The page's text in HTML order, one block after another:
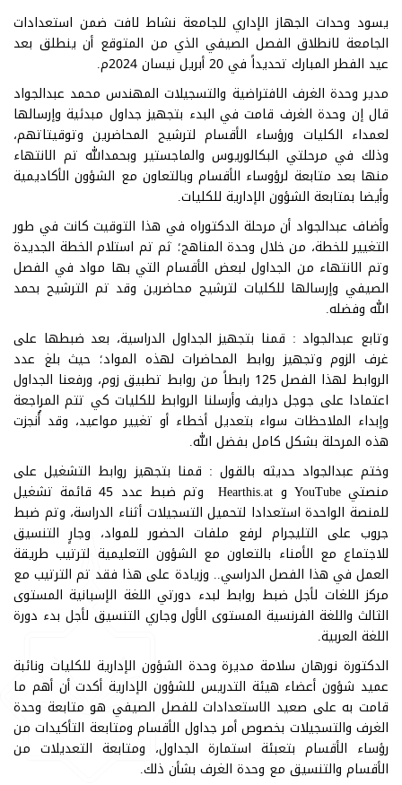
يسود وحدات الجهاز الإداري للجامعة نشاط لافت ضمن استعدادات
الجامعة لانطلاق الفصل الصيفي الذي من المتوقع أن ينطلق بعد
عيد الفطر المبارك تحديداً في 20 أبريل نيسان 2024م.
مدير وحدة الغرف الافتراضية والتسجيلات المهندس محمد عبدالجواد
قال إن وحدة الغرف قامت في البدء بتجهيز جداول مبدئية وإرسالها
لعمداء الكليات ورؤساء الأقسام لترشيح المحاضرين وتوقيتاتهم،
وذلك في مرحلتي البكالوريوس والماجستير وبحمدالله تم الانتهاء
منها بعد متابعة لرؤوساء الأقسام وبالتعاون مع الشؤون الأكاديمية
وأيضا بمتابعة الشؤون الإدارية للكليات.
وأضاف عبدالجواد أن مرحلة الدكتوراه في هذا التوقيت كانت في طور
التغيير للخطة، من خلال وحدة المناهج؛ ثم تم استلام الخطة الجديدة
وتم الانتهاء من الجداول لبعض الأقسام التي بها مواد في الفصل
الصيفي وإرسالها للكليات لترشيح محاضرين وقد تم الترشيح بحمد
الله وفضله.
وتابع عبدالجواد : قمنا بتجهيز الجداول الدراسية، بعد ضبطها على
غرف الزوم وتجهيز روابط المحاضرات لهذه المواد؛ حيث بلغ عدد
الروابط لهذا الفصل 125 رابطاً من روابط تطبيق زوم، ورفعنا الجداول
اعتمادا على جوجل درايف وأرسلنا الروابط للكليات كي تتم المراجعة
وإبداء الملاحظات سواء بتعديل أخطاء أو تغيير مواعيد، وقد أُنجزت
هذه المرحلة بشكل كامل بفضل الله.
وختم عبدالجواد حديثه بالقول : قمنا بتجهيز روابط التشغيل على
منصتي YouTube و Hearthis.at وتم ضبط عدد 45 قائمة تشغيل
للمنصة الواحدة استعدادا لتحميل التسجيلات أثناء الدراسة، وتم ضبط
جروب على التليجرام لرفع ملفات الحضور للمواد، وجارٍ التنسيق
للاجتماع مع الأمناء بالتعاون مع الشؤون التعليمية لترتيب طريقة
العمل في هذا الفصل الدراسي.. وزيادة على هذا فقد تم الترتيب مع
مركز اللغات لأجل ضبط روابط لبدء دورتي اللغة الإسبانية المستوى
الثالث واللغة الفرنسية المستوى الأول وجاري التنسيق لأجل بدء دورة
اللغة العربية.
الدكتورة نورهان سلامة مديرة وحدة الشؤون الإدارية للكليات ونائبة
عميد شؤون أعضاء هيئة التدريس للشؤون الإدارية أكدت أن أهم ما
قامت به على صعيد الاستعدادات للفصل الصيفي هو متابعة وحدة
الغرف والتسجيلات بخصوص أمر جداول الأقسام ومتابعة التأكيدات من
رؤساء الأقسام بتعبئة استمارة الجداول، ومتابعة التعديلات من
الأقسام والتنسيق مع وحدة الغرف بشأن ذلك.